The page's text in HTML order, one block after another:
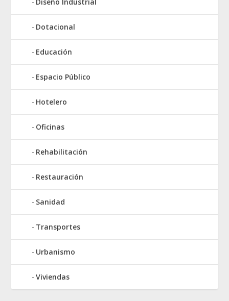
Dotacional
Educación
Espacio Público
Hotelero
Oficinas
Rehabilitación
Restauración
Sanidad
Transportes
Urbanismo
Viviendas